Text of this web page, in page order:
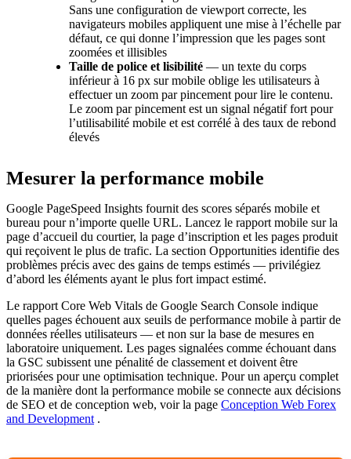
Sans une configuration de viewport correcte, les
navigateurs mobiles appliquent une mise à l’échelle par
défaut, ce qui donne l’impression que les pages sont
zoomées et illisibles
Taille de police et lisibilité — un texte du corps
inférieur à 16 px sur mobile oblige les utilisateurs à
effectuer un zoom par pincement pour lire le contenu.
Le zoom par pincement est un signal négatif fort pour
l’utilisabilité mobile et est corrélé à des taux de rebond
élevés
Mesurer la performance mobile
Google PageSpeed Insights fournit des scores séparés mobile et
bureau pour n’importe quelle URL. Lancez le rapport mobile sur la
page d’accueil du courtier, la page d’inscription et les pages produit
qui reçoivent le plus de trafic. La section Opportunities identifie des
problèmes précis avec des gains de temps estimés — privilégiez
d’abord les éléments ayant le plus fort impact estimé.
Le rapport Core Web Vitals de Google Search Console indique
quelles pages échouent aux seuils de performance mobile à partir de
données réelles utilisateurs — et non sur la base de mesures en
laboratoire uniquement. Les pages signalées comme échouant dans
la GSC subissent une pénalité de classement et doivent être
priorisées pour une optimisation technique. Pour un aperçu complet
de la manière dont la performance mobile se connecte aux décisions
de SEO et de conception web, voir la page Conception Web Forex
and Development .